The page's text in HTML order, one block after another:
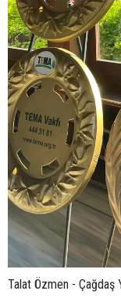
Talat Özmen - Çağdaş